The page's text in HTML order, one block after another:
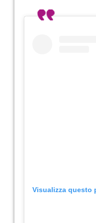
Visualizza questo